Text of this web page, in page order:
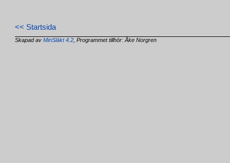
<< Startsida
Skapad avMinSläkt 4.2 , Programmet tillhör: Åke Norgren